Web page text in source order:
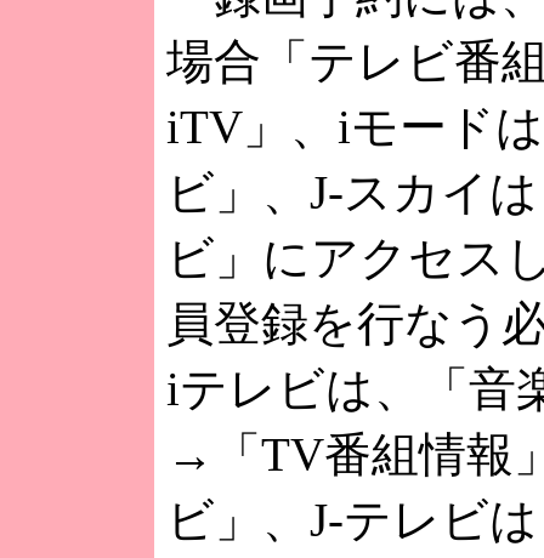
場合「テレビ番
iTV」、iモード
ビ」、J-スカイ
ビ」にアクセス
員登録を行なう
iテレビは、「音
→「TV番組情報
ビ」、J-テレビ